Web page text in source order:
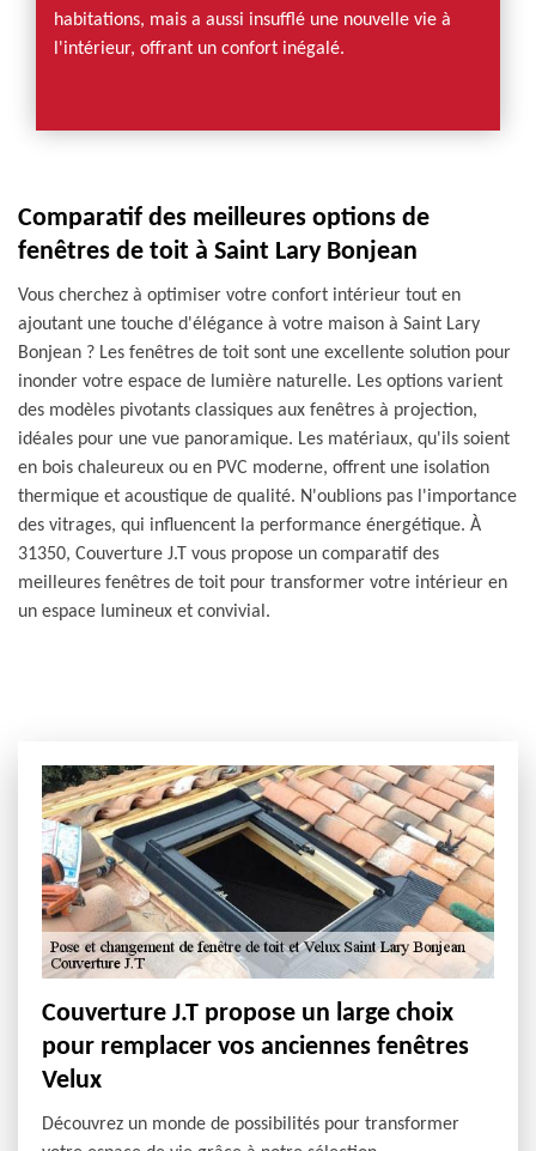
habitations, mais a aussi insufflé une nouvelle vie à
l'intérieur, offrant un confort inégalé.
Comparatif des meilleures options de
fenêtres de toit à Saint Lary Bonjean
Vous cherchez à optimiser votre confort intérieur tout en
ajoutant une touche d'élégance à votre maison à Saint Lary
Bonjean ? Les fenêtres de toit sont une excellente solution pour
inonder votre espace de lumière naturelle. Les options varient
des modèles pivotants classiques aux fenêtres à projection,
idéales pour une vue panoramique. Les matériaux, qu'ils soient
en bois chaleureux ou en PVC moderne, offrent une isolation
thermique et acoustique de qualité. N'oublions pas l'importance
des vitrages, qui influencent la performance énergétique. À
31350, Couverture J.T vous propose un comparatif des
meilleures fenêtres de toit pour transformer votre intérieur en
un espace lumineux et convivial.
Couverture J.T propose un large choix
pour remplacer vos anciennes fenêtres
Velux
Découvrez un monde de possibilités pour transformer